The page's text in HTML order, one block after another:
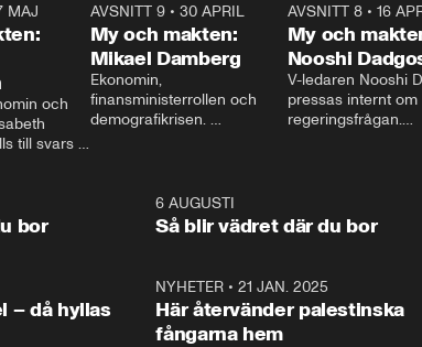
MAJ
och
till svars
AVSNITT 9• 30 APRIL
My och makten:
Mikael Damberg
Ekonomin,
finansministerrollen och
demografikrisen.
och Makten.
AVSNITT 8• 16
My och
Nooshi
V-ledaren Nooshi
pressas internt om
regeringsfrågan.
– Vi ställer upp i
vara med så sitter
1:06
bor
6 AUGUSTI
Så blir vädret där du bor
– då hyllas
NYHETER •21 JAN. 2025
Här återvänder palestinska
fångarna hem